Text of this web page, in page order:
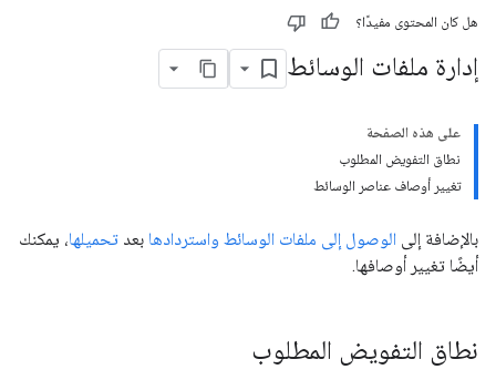
هل كان المحتوى مفيدًا؟
إدارة ملفات الوسائط
على هذه الصفحة
نطاق التفويض المطلوب
تغيير أوصاف عناصر الوسائط
بالإضافة إلى الوصول إلى ملفات الوسائط واستردادها بعد تحميلها، يمكنك
أيضًا تغيير أوصافها.
نطاق التفويض المطلوب